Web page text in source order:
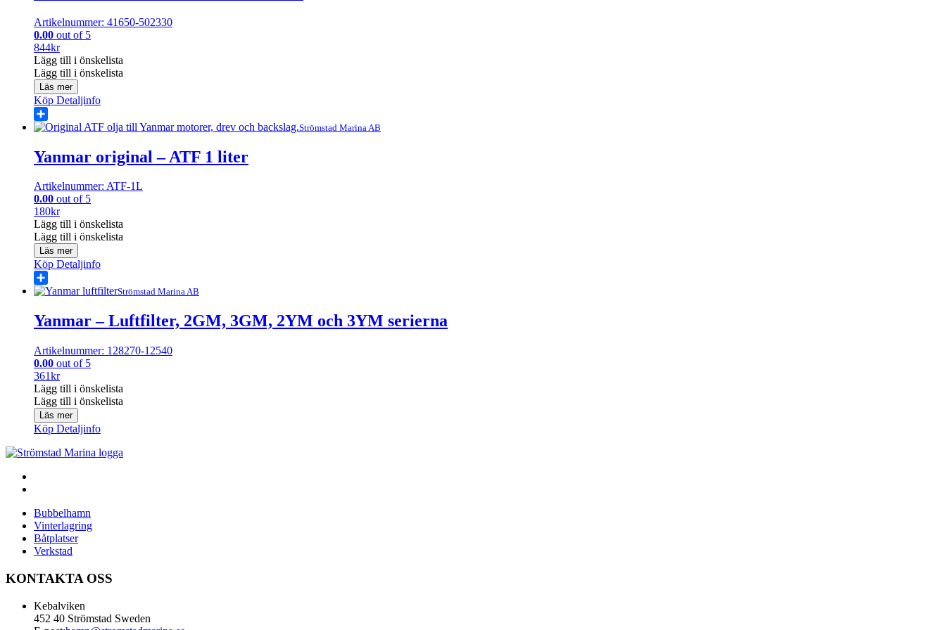
Artikelnummer: 41650-502330
0.00 out of 5
844kr
Lägg till i önskelista
Lägg till i önskelista
Läs mer
Köp Detaljinfo
Share Strömstad Marina AB
Yanmar original – ATF 1 liter
Artikelnummer: ATF-1L
0.00 out of 5
180kr
Lägg till i önskelista
Lägg till i önskelista
Läs mer
Köp Detaljinfo
Share Strömstad Marina AB
Yanmar – Luftfilter, 2GM, 3GM, 2YM och 3YM serierna
Artikelnummer: 128270-12540
0.00 out of 5
361kr
Lägg till i önskelista
Lägg till i önskelista
Läs mer
Köp Detaljinfo
Bubbelhamn
Vinterlagring
Båtplatser
Verkstad
KONTAKTA OSS
Kebalviken
452 40 Strömstad Sweden